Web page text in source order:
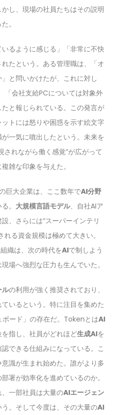
し、現場の社員たちはその説明
。
るように感じる」「非常に不快
たという。ある管理職は、「オ
と問いかけたが、これに対し
会社支給PCについては対象外
と報じられている。この発言が
トには怒りや困惑を示す絵文字
一気に噴出したという。未来を
されながら働く感覚”が広がって
雑な印象を与えた。
巨大企業は、ここ数年でAI分野
。 大規模言語モデル、自社AIア
、さらには“スーパーインテリ
る資金規模は極めて大きい。
織は、次の時代をAIで制しよう
場へ強烈な圧力も生んでいた。
ルの利用が強く推奨されており、
いるという。特に注目を集めた
ード」の存在だ。TokenとはAI
指し、社員がどれほど生成AIを
できる仕組みになっている。こ
識が生まれ始めた。誰がより多
署が効率化を進めているのか。
一部社員は大量のAIエージェン
。そして今度は、その大量のAI